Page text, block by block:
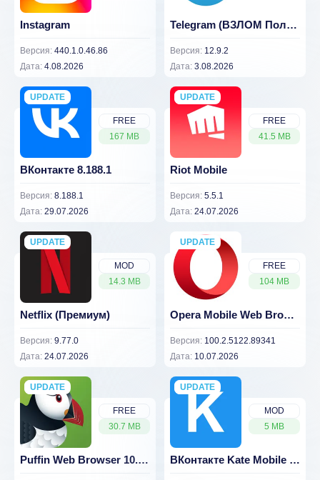
Instagram
Версия: 440.1.0.46.86
Дата: 4.08.2026
Telegram (ВЗЛОМ Полу-премиум) 12.9.2
Версия: 12.9.2
Дата: 3.08.2026
FREE
167 MB
UPDATE
NEW
ВКонтакте 8.188.1
Версия: 8.188.1
Дата: 29.07.2026
FREE
41.5 MB
UPDATE
NEW
Riot Mobile
Версия: 5.5.1
Дата: 24.07.2026
MOD
14.3 MB
UPDATE
NEW
Netflix (Премиум)
Версия: 9.77.0
Дата: 24.07.2026
FREE
104 MB
UPDATE
NEW
Opera Mobile Web Browser
Версия: 100.2.5122.89341
Дата: 10.07.2026
FREE
30.7 MB
UPDATE
NEW
Puffin Web Browser 10.5.1.70541
MOD
5 MB
UPDATE
NEW
ВКонтакте Kate Mobile Pro